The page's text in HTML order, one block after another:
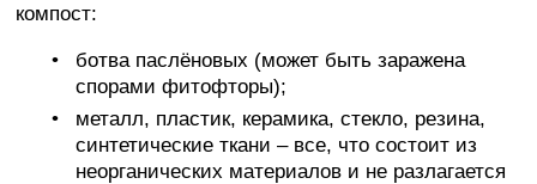
компост:
ботва паслёновых (может быть заражена
спорами фитофторы);
металл, пластик, керамика, стекло, резина,
синтетические ткани – все, что состоит из
неорганических материалов и не разлагается